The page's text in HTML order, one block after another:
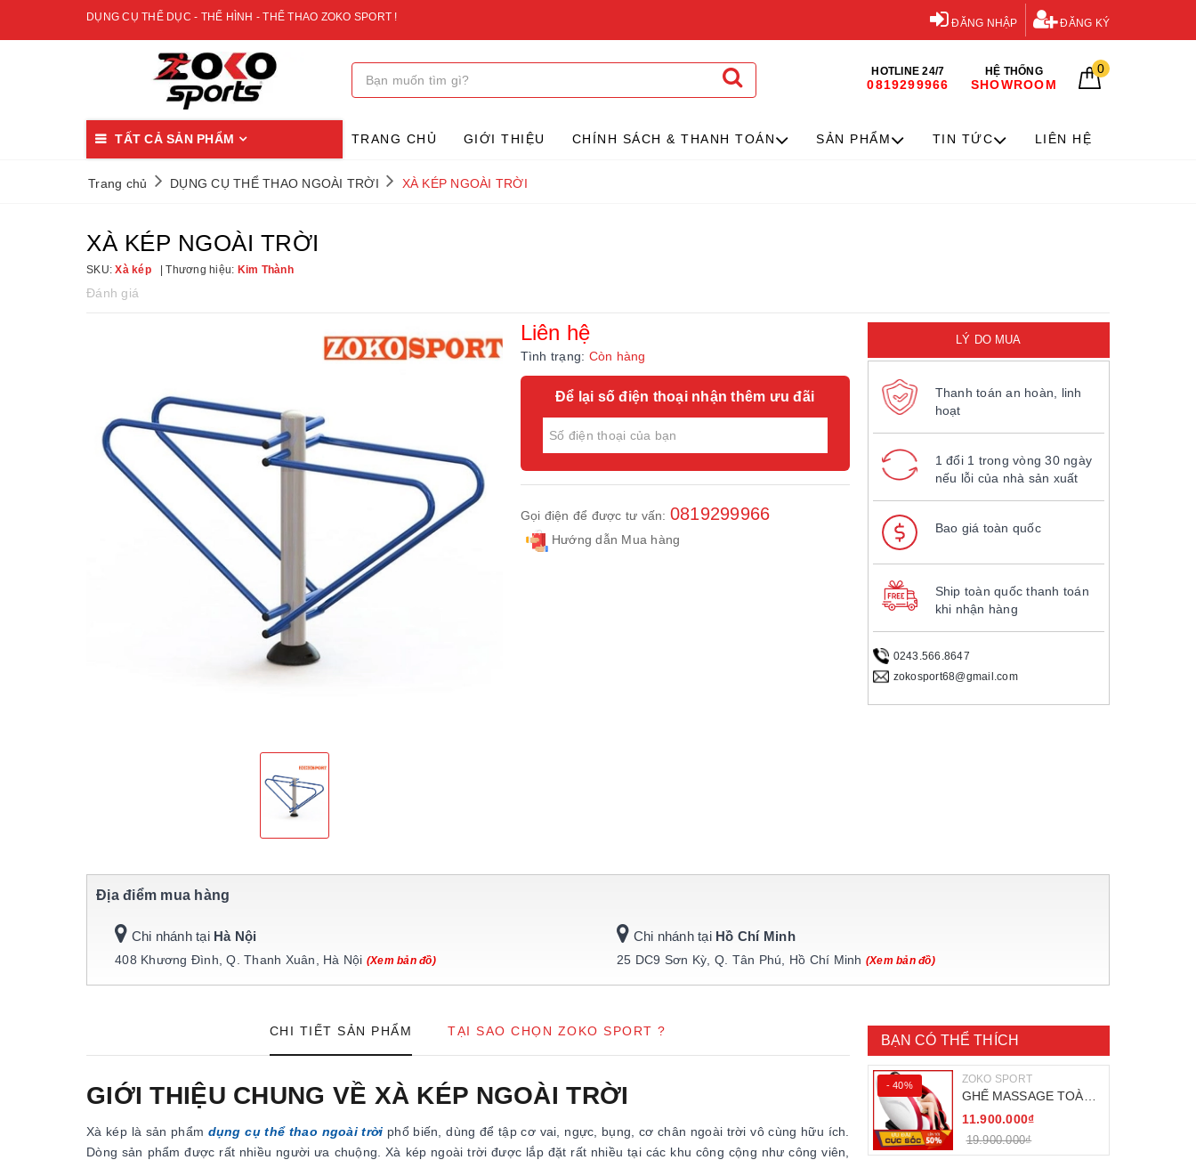
DỤNG CỤ THỂ DỤC - THỂ HÌNH - THỂ THAO ZOKO SPORT ! ĐĂNG NHẬP ĐĂNG KÝ
HOTLINE 24/7
0819299966
HỆ THỐNG
SHOWROOM
0
TẤT CẢ SẢN PHẨM TRANG CHỦ GIỚI THIỆU CHÍNH SÁCH & THANH TOÁN SẢN PHẨM TIN TỨC LIÊN HỆ
Trang chủ DỤNG CỤ THỂ THAO NGOÀI TRỜI XÀ KÉP NGOÀI TRỜI
XÀ KÉP NGOÀI TRỜI
SKU:Xà kép Thương hiệu: Kim Thành
Đánh giá
Liên hệ
Tình trạng: Còn hàng
Để lại số điện thoại nhận thêm ưu đãi
Gọi điện để được tư vấn: 0819299966
Hướng dẫn Mua hàng
LÝ DO MUA
Thanh toán an hoàn, linh
hoạt
1 đổi 1 trong vòng 30 ngày
nếu lỗi của nhà sản xuất
Bao giá toàn quốc
Ship toàn quốc thanh toán
khi nhận hàng
0243.566.8647
zokosport68@gmail.com
Địa điểm mua hàng
Chi nhánh tại Hà Nội
408 Khương Đình, Q. Thanh Xuân, Hà Nội (Xem bản đồ)
Chi nhánh tại Hồ Chí Minh
25 DC9 Sơn Kỳ, Q. Tân Phú, Hồ Chí Minh (Xem bản đồ)
CHI TIẾT SẢN PHẨM TẠI SAO CHỌN ZOKO SPORT ?
GIỚI THIỆU CHUNG VỀ XÀ KÉP NGOÀI TRỜI
Xà kép là sản phẩm dụng cụ thể thao ngoài trời phổ biến, dùng để tập cơ vai, ngực, bụng, cơ chân ngoài trời vô cùng hữu ích.
Dòng sản phẩm được rất nhiều người ưa chuộng. Xà kép ngoài trời được lắp đặt rất nhiều tại các khu công cộng như công viên,
BẠN CÓ THỂ THÍCH
- 40% ZOKO SPORT
GHẾ MASSAGE TOÀN
THÂN ZOKO 68
11.900.000₫
19.900.000₫